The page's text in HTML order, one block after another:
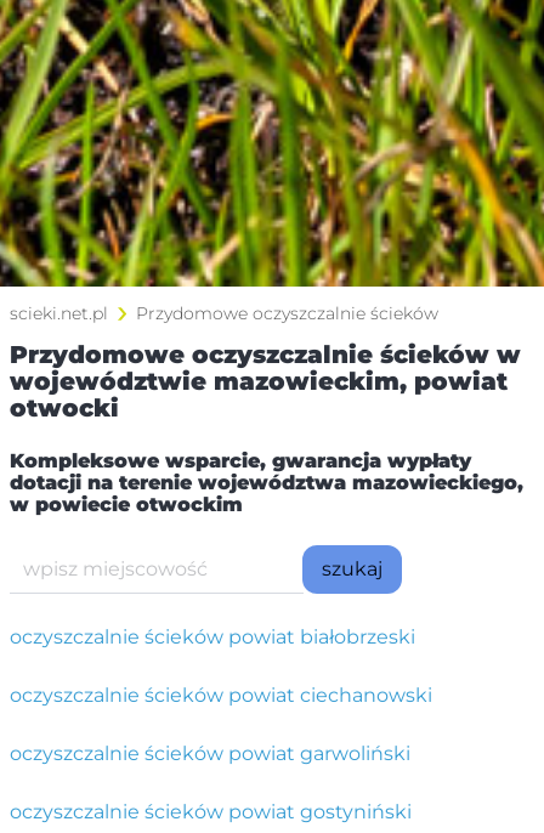
scieki.net.pl Przydomowe oczyszczalnie ścieków
Przydomowe oczyszczalnie ścieków w
województwie mazowieckim, powiat
otwocki
Kompleksowe wsparcie, gwarancja wypłaty
dotacji na terenie województwa mazowieckiego,
w powiecie otwockim
szukaj
oczyszczalnie ścieków powiat białobrzeski
oczyszczalnie ścieków powiat ciechanowski
oczyszczalnie ścieków powiat garwoliński
oczyszczalnie ścieków powiat gostyniński